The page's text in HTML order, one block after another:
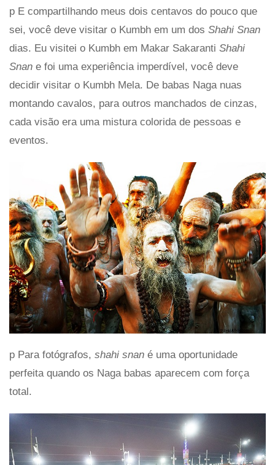
p E compartilhando meus dois centavos do pouco que
sei, você deve visitar o Kumbh em um dos Shahi Snan
dias. Eu visitei o Kumbh em Makar Sakaranti Shahi
Snan e foi uma experiência imperdível, você deve
decidir visitar o Kumbh Mela. De babas Naga nuas
montando cavalos, para outros manchados de cinzas,
cada visão era uma mistura colorida de pessoas e
eventos.
p Para fotógrafos, shahi snan é uma oportunidade
perfeita quando os Naga babas aparecem com força
total.